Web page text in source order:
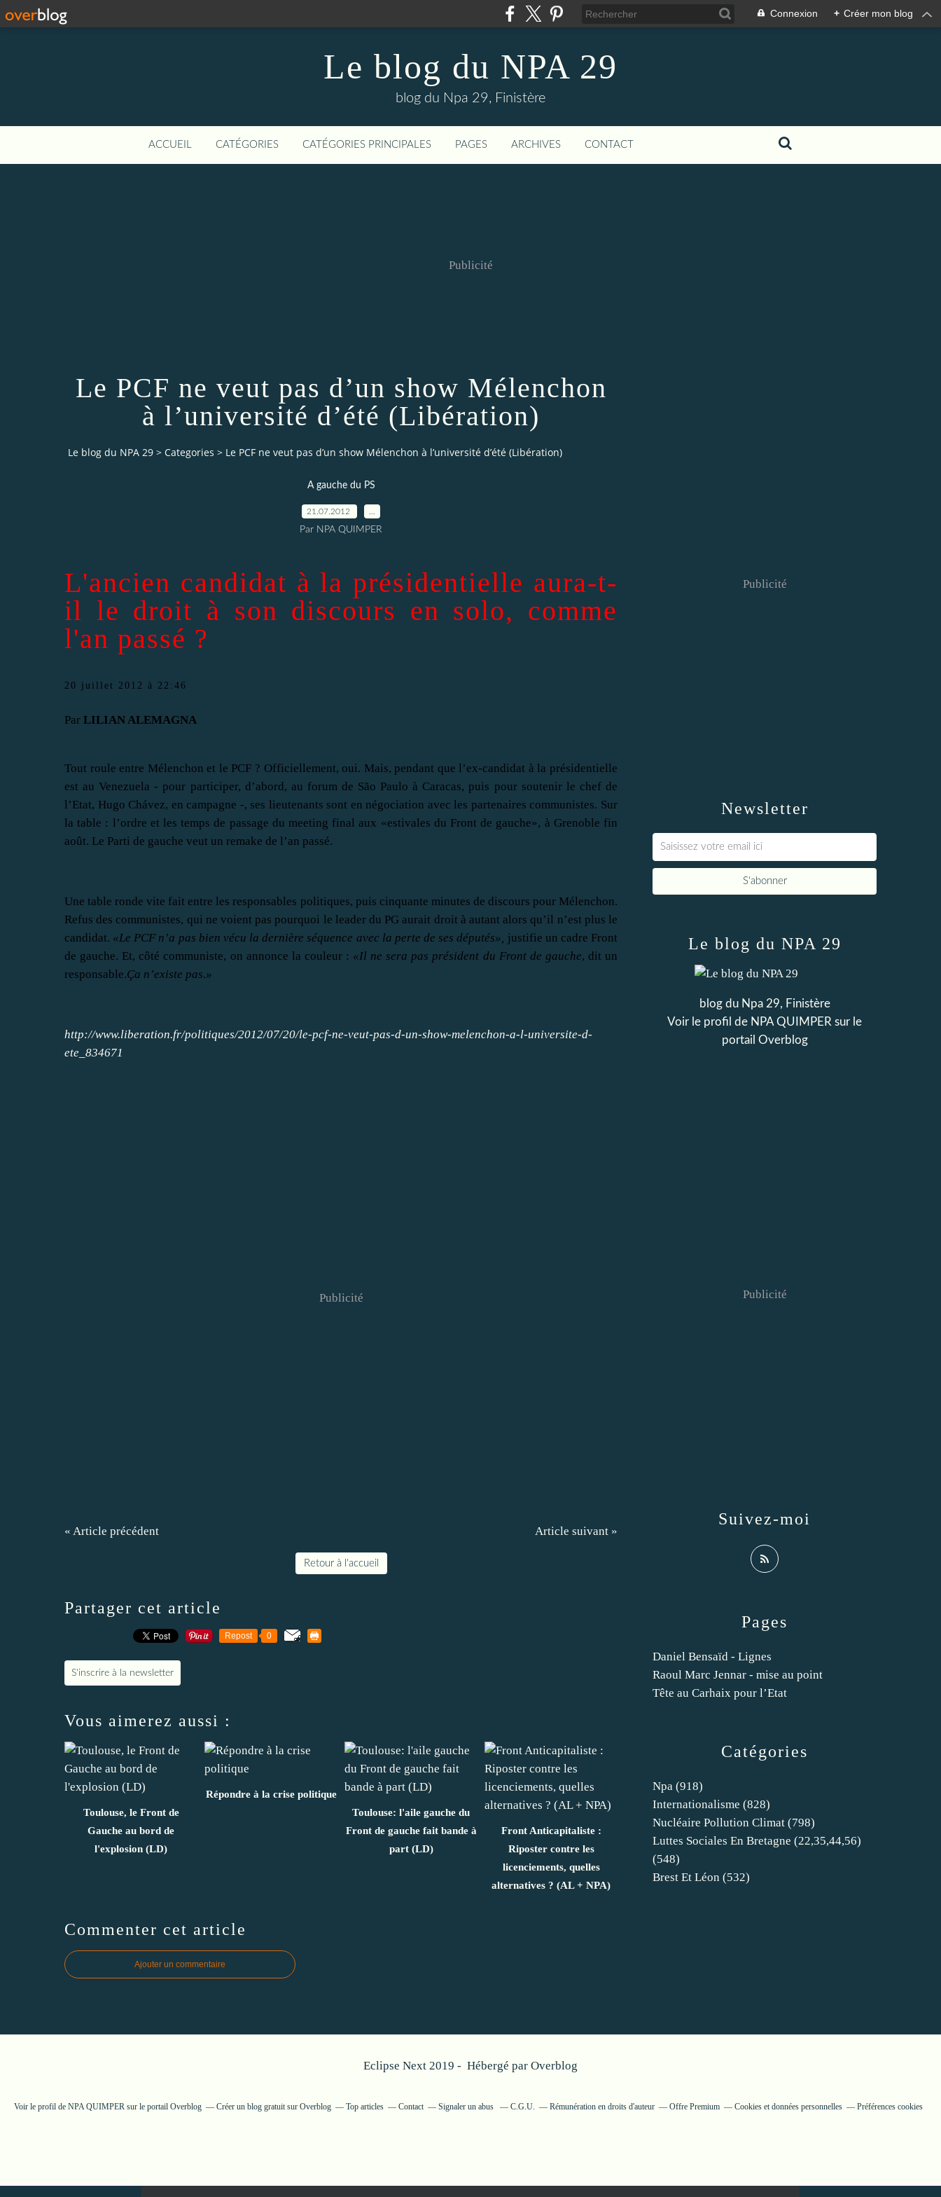
Connexion + Créer mon blog
Le blog du NPA 29
blog du Npa 29, Finistère
ACCUEIL CATÉGORIES CATÉGORIES PRINCIPALES PAGES ARCHIVES CONTACT
Publicité
Le PCF ne veut pas d’un show Mélenchon
à l’université d’été (Libération)
Le blog du NPA 29 > Categories > Le PCF ne veut pas d’un show Mélenchon à l’université d’été (Libération)
A gauche du PS
21.07.2012
Par NPA QUIMPER
L'ancien candidat à la présidentielle aura-t-
il le droit à son discours en solo, comme
l'an passé ?
20 juillet 2012 à 22:46
Par LILIAN ALEMAGNA
Tout roule entre Mélenchon et le PCF ? Officiellement, oui. Mais, pendant que l’ex-candidat à la présidentielle
est au Venezuela - pour participer, d’abord, au forum de São Paulo à Caracas, puis pour soutenir le chef de
l’Etat, Hugo Chávez, en campagne -, ses lieutenants sont en négociation avec les partenaires communistes. Sur
la table : l’ordre et les temps de passage du meeting final aux «estivales du Front de gauche», à Grenoble fin
août. Le Parti de gauche veut un remake de l’an passé.
Une table ronde vite fait entre les responsables politiques, puis cinquante minutes de discours pour Mélenchon.
Refus des communistes, qui ne voient pas pourquoi le leader du PG aurait droit à autant alors qu’il n’est plus le
candidat. «Le PCF n’a pas bien vécu la dernière séquence avec la perte de ses députés», justifie un cadre Front
de gauche. Et, côté communiste, on annonce la couleur : «Il ne sera pas président du Front de gauche, dit un
responsable.Ça n’existe pas.»
http://www.liberation.fr/politiques/2012/07/20/le-pcf-ne-veut-pas-d-un-show-melenchon-a-l-universite-d-
ete_834671
Publicité
« Article précédent Article suivant »
Retour à l'accueil
Partager cet article
Repost 0
S'inscrire à la newsletter
Vous aimerez aussi :
Toulouse, le Front de
Gauche au bord de
l'explosion (LD)
Répondre à la crise politique
Toulouse: l'aile gauche du
Front de gauche fait bande à
part (LD)
Front Anticapitaliste :
Riposter contre les
licenciements, quelles
alternatives ? (AL + NPA)
Commenter cet article
Ajouter un commentaire
Newsletter
Publicité
Catégories
Npa (918)
Internationalisme (828)
Nucléaire Pollution Climat (798)
Luttes Sociales En Bretagne (22,35,44,56)
(548)
Brest Et Léon (532)
Pages
Daniel Bensaïd - Lignes
Raoul Marc Jennar - mise au point
Tête au Carhaix pour l’Etat
Le blog du NPA 29
blog du Npa 29, Finistère
Voir le profil de NPA QUIMPER sur le
portail Overblog
Suivez-moi
Publicité
Eclipse Next 2019 - Hébergé par Overblog
Voir le profil de NPA QUIMPER sur le portail Overblog Créer un blog gratuit sur Overblog Top articles Contact Signaler un abus C.G.U. Rémunération en droits d'auteur Offre Premium Cookies et données personnelles Préférences cookies